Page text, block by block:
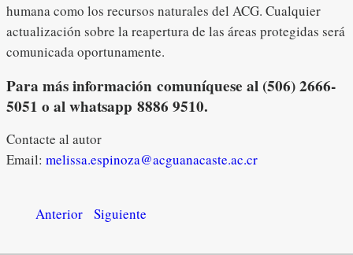
humana como los recursos naturales del ACG. Cualquier
actualización sobre la reapertura de las áreas protegidas será
comunicada oportunamente.
Para más información comuníquese al (506) 2666-
5051 o al whatsapp 8886 9510.
Contacte al autor
Email: melissa.espinoza@acguanacaste.ac.cr
Anterior Siguiente